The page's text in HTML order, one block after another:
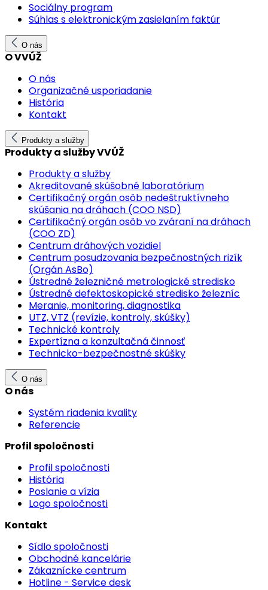
Sociálny program
Súhlas s elektronickým zasielaním faktúr
O nás
O VVÚŽ
O nás
Organizačné usporiadanie
História
Kontakt
Produkty a služby
Produkty a služby VVÚŽ
Produkty a služby
Akreditované skúšobné laboratórium
Certifikačný orgán osôb nedeštruktívneho
skúšania na dráhach (COO NSD)
Certifikačný orgán osôb vo zváraní na dráhach
(COO ZD)
Centrum dráhových vozidiel
Centrum posudzovania bezpečnostných rizík
(Orgán AsBo)
Ústredné železničné metrologické stredisko
Ústredné defektoskopické stredisko železníc
Meranie, monitoring, diagnostika
UTZ, VTZ (revízie, kontroly, skúšky)
Technické kontroly
Expertízna a konzultačná činnosť
Technicko-bezpečnostné skúšky
O nás
O nás
Systém riadenia kvality
Referencie
Profil spoločnosti
Profil spoločnosti
História
Poslanie a vízia
Logo spoločnosti
Kontakt
Sídlo spoločnosti
Obchodné kancelárie
Zákaznícke centrum
Hotline - Service desk